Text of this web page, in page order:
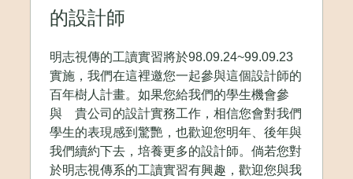
的設計師
明志視傳的工讀實習將於98.09.24~99.09.23
實施，我們在這裡邀您一起參與這個設計師的
百年樹人計畫。如果您給我們的學生機會參
與 貴公司的設計實務工作，相信您會對我們
學生的表現感到驚艷，也歡迎您明年、後年與
我們續約下去，培養更多的設計師。倘若您對
於明志視傳系的工讀實習有興趣，歡迎您與我